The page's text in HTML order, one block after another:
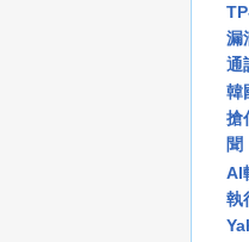
漏
通
韓
搶
聞
AI
執